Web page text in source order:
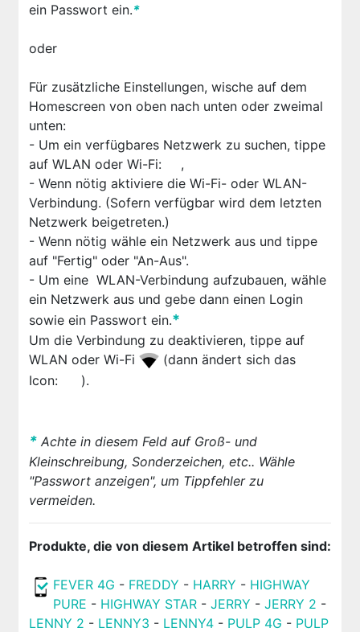
ein Passwort ein.*
oder
Für zusätzliche Einstellungen, wische auf dem
Homescreen von oben nach unten oder zweimal
unten:
- Um ein verfügbares Netzwerk zu suchen, tippe
auf WLAN oder Wi-Fi:
,
- Wenn nötig aktiviere die Wi-Fi- oder WLAN-
Verbindung. (Sofern verfügbar wird dem letzten
Netzwerk beigetreten.)
- Wenn nötig wähle ein Netzwerk aus und tippe
auf "Fertig" oder "An-Aus".
- Um eine WLAN-Verbindung aufzubauen, wähle
ein Netzwerk aus und gebe dann einen Login
sowie ein Passwort ein.*
Um die Verbindung zu deaktivieren, tippe auf
WLAN oder Wi-Fi
(dann ändert sich das
Icon:
).
* Achte in diesem Feld auf Groß- und
Kleinschreibung, Sonderzeichen, etc.. Wähle
"Passwort anzeigen", um Tippfehler zu
vermeiden.
Produkte, die von diesem Artikel betroffen sind:
FEVER 4G - FREDDY - HARRY - HIGHWAY
PURE - HIGHWAY STAR- JERRY - JERRY 2 -
LENNY 2 - LENNY3 - LENNY4- PULP 4G - PULP